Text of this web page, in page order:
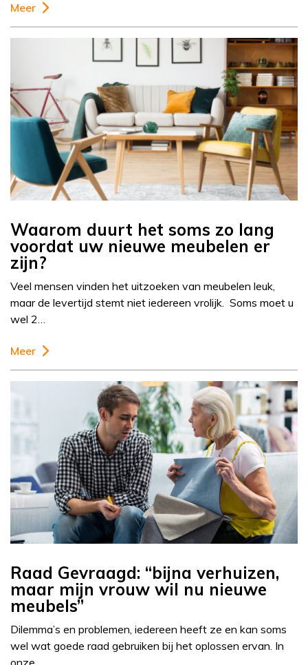
Meer
Waarom duurt het soms zo lang
voordat uw nieuwe meubelen er
zijn?
Veel mensen vinden het uitzoeken van meubelen leuk,
maar de levertijd stemt niet iedereen vrolijk. Soms moet u
wel 2…
Meer
Raad Gevraagd: “bijna verhuizen,
maar mijn vrouw wil nu nieuwe
meubels”
Dilemma’s en problemen, iedereen heeft ze en kan soms
wel wat goede raad gebruiken bij het oplossen ervan. In